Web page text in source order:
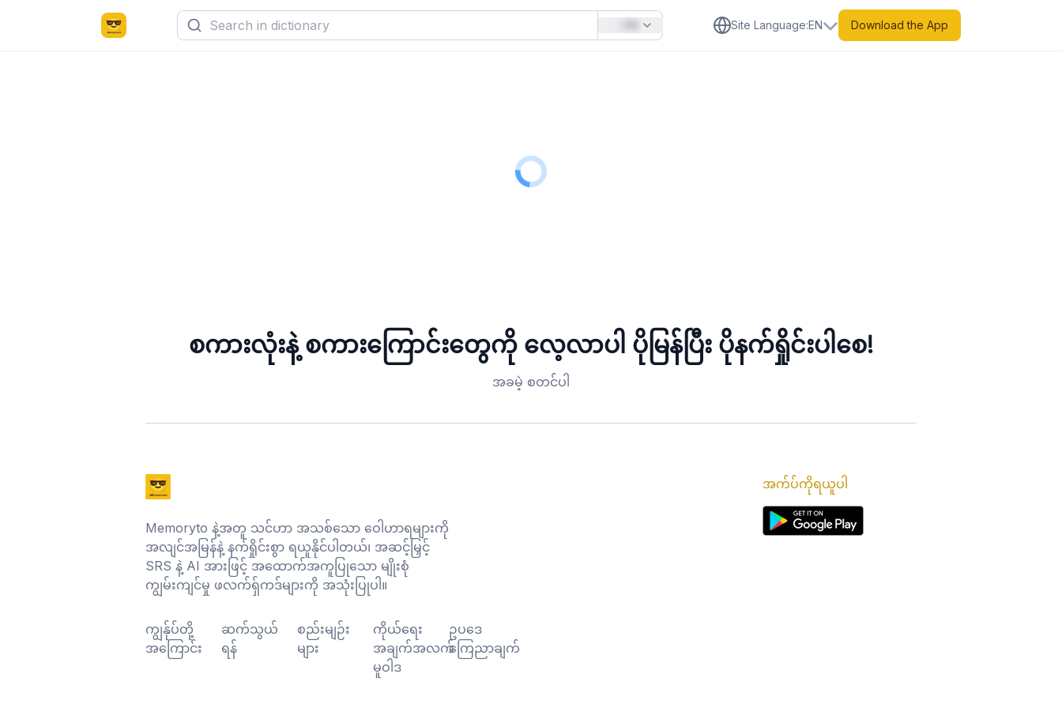
Site Language:EN Download the App
စကားလုံးနဲ့ စကားကြောင်းတွေကို လေ့လာပါ ပိုမြန်ပြီး ပိုနက်ရှိုင်းပါစေ!
အခမဲ့ စတင်ပါ
Memoryto နဲ့အတူ သင်ဟာ အသစ်သော ဝေါဟာရများကို
အလျင်အမြန်နဲ့ နက်ရှိုင်းစွာ ရယူနိုင်ပါတယ်၊ အဆင့်မြှင့်
SRS နဲ့ AI အားဖြင့် အထောက်အကူပြုသော မျိုးစုံ
ကျွမ်းကျင်မှု ဖလက်ရှ်ကဒ်များကို အသုံးပြုပါ။
ကျွန်ုပ်တို့
အကြောင်း
ဆက်သွယ်
ရန်
စည်းမျဉ်း
များ
ကိုယ်ရေး
အချက်အလက်
မူဝါဒ
ဥပဒေ
ကြေညာချက်
အက်ပ်ကိုရယူပါ